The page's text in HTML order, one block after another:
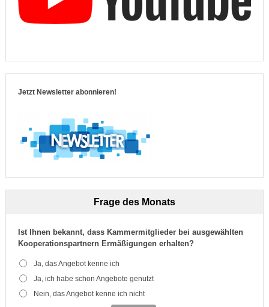
Jetzt Newsletter abonnieren!
Frage des Monats
Ist Ihnen bekannt, dass Kammermitglieder bei ausgewählten
Kooperationspartnern Ermäßigungen erhalten?
Ja, das Angebot kenne ich
Ja, ich habe schon Angebote genutzt
Nein, das Angebot kenne ich nicht